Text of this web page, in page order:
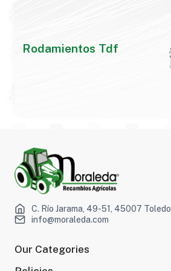
Rodamientos Tdf
C. Río Jarama, 49-51, 45007 Toledo
info@moraleda.com
Our Categories